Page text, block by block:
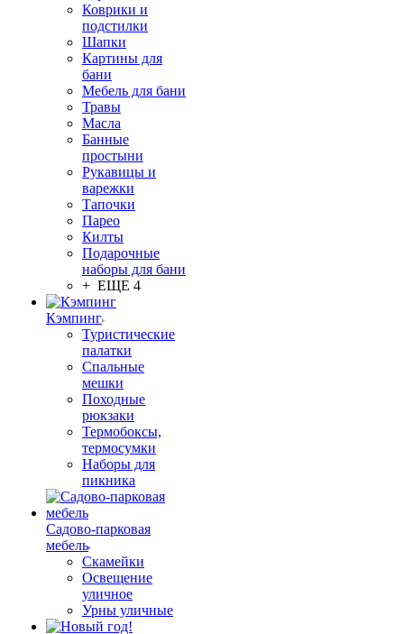
Коврики и
подстилки
Шапки
Картины для
бани
Мебель для бани
Травы
Масла
Банные
простыни
Рукавицы и
варежки
Тапочки
Парео
Килты
Подарочные
наборы для бани
+ ЕЩЕ 4
Кэмпинг
Туристические
палатки
Спальные
мешки
Походные
рюкзаки
Термобоксы,
термосумки
Наборы для
пикника
Садово-парковая
мебель
Скамейки
Освещение
уличное
Урны уличные